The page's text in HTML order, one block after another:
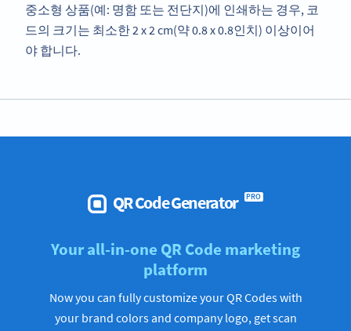
중소형 상품(예: 명함 또는 전단지)에 인쇄하는 경우, 코
드의 크기는 최소한 2 x 2 cm(약 0.8 x 0.8인치) 이상이어
야 합니다.
QR Code Generator PRO
Your all-in-one QR Code marketing
platform
Now you can fully customize your QR Codes with
your brand colors and company logo, get scan